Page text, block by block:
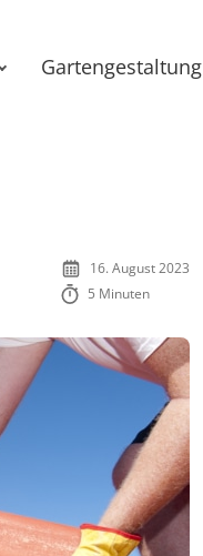
Gartengestaltung
16. August 2023
5 Minuten